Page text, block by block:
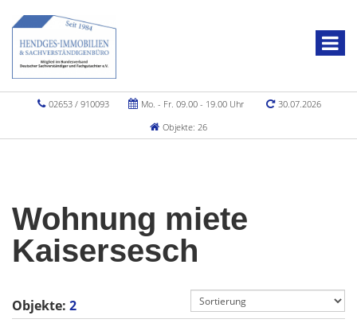
02653 / 910093 Mo. - Fr. 09.00 - 19.00 Uhr
30.07.2026
Objekte: 26
Wohnung miete
Kaisersesch
Objekte: 2